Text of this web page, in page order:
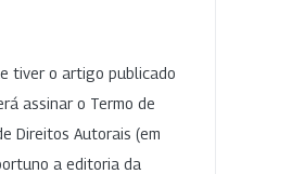
tiver o artigo publicado
assinar o Termo de
Direitos Autorais (em
a editoria da